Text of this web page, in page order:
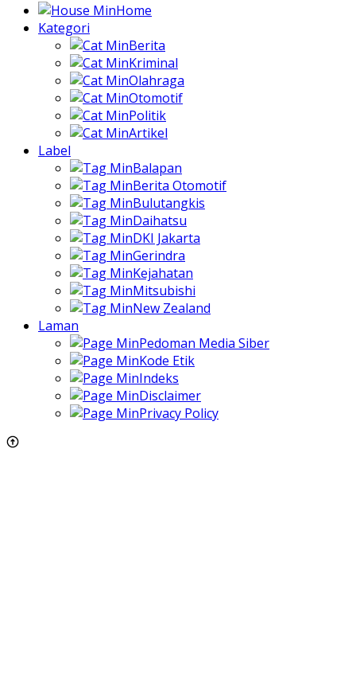
Home
Kategori
Berita
Kriminal
Olahraga
Otomotif
Politik
Artikel
Label
Balapan
Berita Otomotif
Bulutangkis
Daihatsu
DKI Jakarta
Gerindra
Kejahatan
Mitsubishi
New Zealand
Laman
Pedoman Media Siber
Kode Etik
Indeks
Disclaimer
Privacy Policy